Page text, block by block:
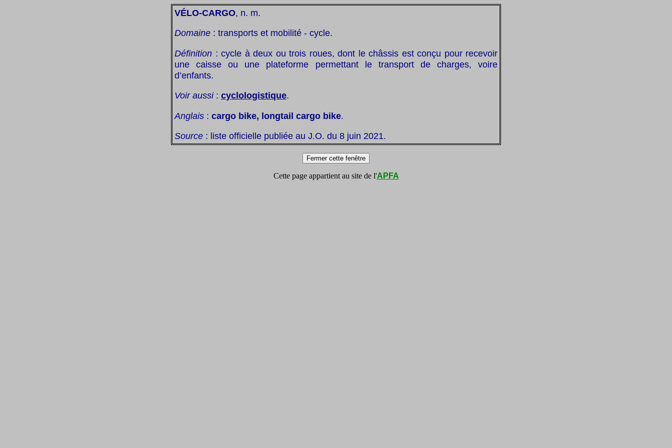
VÉLO-CARGO, n. m.
Domaine : transports et mobilité - cycle.
Définition : cycle à deux ou trois roues, dont le châssis est conçu pour recevoir
une caisse ou une plateforme permettant le transport de charges, voire
d’enfants.
Voir aussi: cyclologistique.
Anglais : cargo bike, longtail cargo bike.
Source : liste officielle publiée au J.O. du 8 juin 2021.
Cette page appartient au site de l'APFA